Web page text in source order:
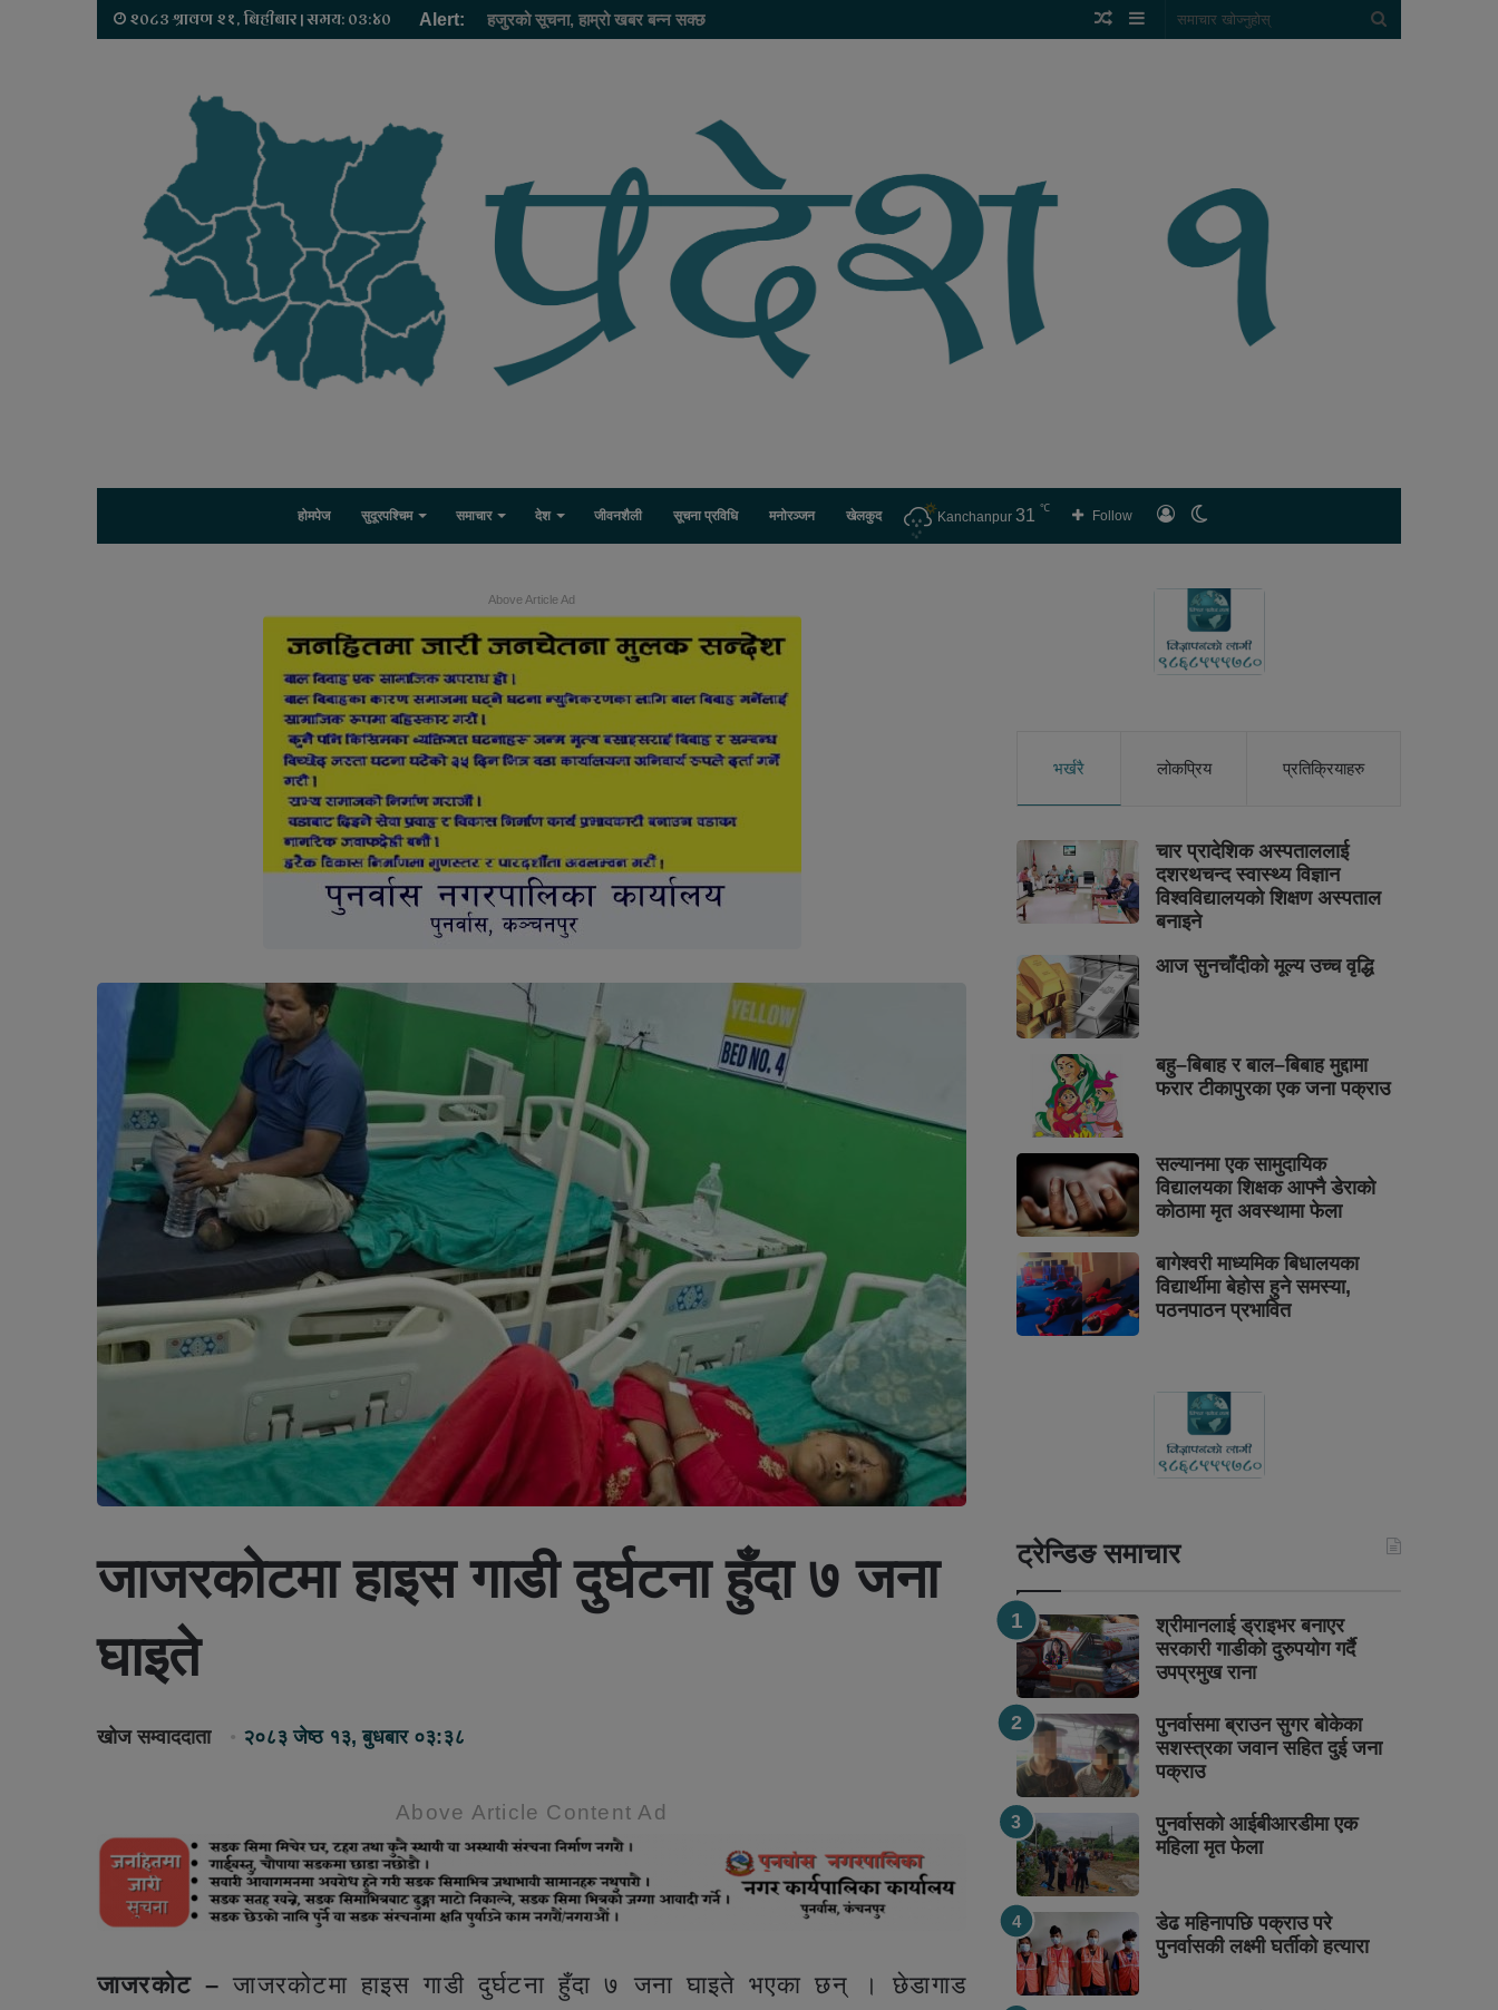
२०८३ श्रावण २१, बिहीबार | समय: ०३:४० Alert: हजुरको सूचना, हाम्रो खबर बन्न सक्छ Sidebar
Random
होमपेज सुदूरपश्चिम समाचार देश जीवनशैली सूचना प्रविधि मनोरञ्जन खेलकुद लगइन
Follow
Kanchanpur 31 ℃
Above Article Ad
जाजरकोटमा हाइस गाडी दुर्घटना हुँदा ७ जना
घाइते
खोज सम्वाददाता २०८३ जेष्ठ १३, बुधबार ०३:३८
Above Article Content Ad
जाजरकोट –जाजरकोटमा हाइस गाडी दुर्घटना हुँदा ७ जना घाइते भएका छन् । छेडागाड
भर्खरै लोकप्रिय प्रतिक्रियाहरु
चार प्रादेशिक अस्पताललाई
दशरथचन्द स्वास्थ्य विज्ञान
विश्वविद्यालयको शिक्षण अस्पताल
बनाइने
आज सुनचाँदीको मूल्य उच्च वृद्धि
बहु–बिबाह र बाल–बिबाह मुद्दामा
फरार टीकापुरका एक जना पक्राउ
सल्यानमा एक सामुदायिक
विद्यालयका शिक्षक आफ्नै डेराको
कोठामा मृत अवस्थामा फेला
बागेश्वरी माध्यमिक बिधालयका
विद्यार्थीमा बेहोस हुने समस्या,
पठनपाठन प्रभावित
ट्रेन्डिङ समाचार
श्रीमानलाई ड्राइभर बनाएर
सरकारी गाडीको दुरुपयोग गर्दै
उपप्रमुख राना
पुनर्वासमा ब्राउन सुगर बोकेका
सशस्त्रका जवान सहित दुई जना
पक्राउ
पुनर्वासको आईबीआरडीमा एक
महिला मृत फेला
डेढ महिनापछि पक्राउ परे
पुनर्वासकी लक्ष्मी घर्तीको हत्यारा